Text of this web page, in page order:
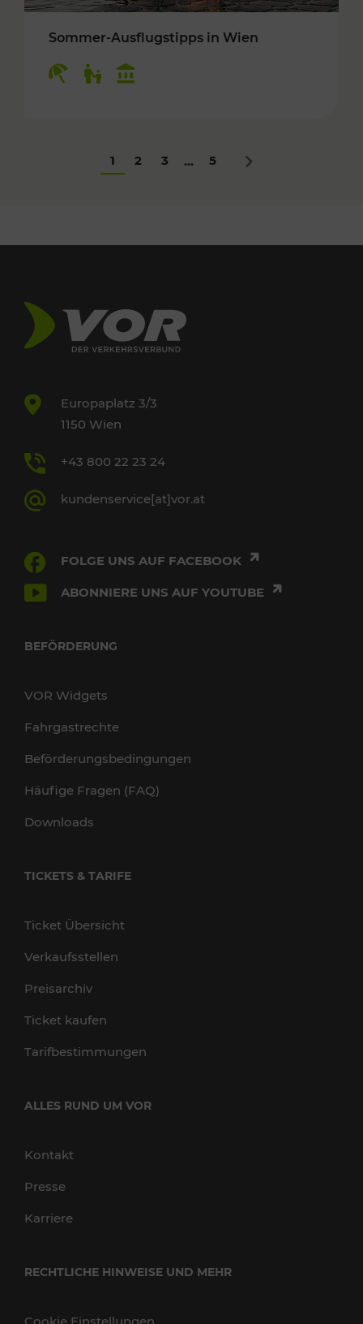
Sommer-Ausflugstipps in Wien
1 2 3 ... 5 Nächstes
Europaplatz 3/3
1150 Wien
+43 800 22 23 24
kundenservice[at]vor.at
FOLGE UNS AUF FACEBOOK
ABONNIERE UNS AUF YOUTUBE
BEFÖRDERUNG
VOR Widgets
Fahrgastrechte
Beförderungsbedingungen
Häufige Fragen (FAQ)
Downloads
TICKETS & TARIFE
Ticket Übersicht
Verkaufsstellen
Preisarchiv
Ticket kaufen
Tarifbestimmungen
ALLES RUND UM VOR
Kontakt
Presse
Karriere
RECHTLICHE HINWEISE UND MEHR